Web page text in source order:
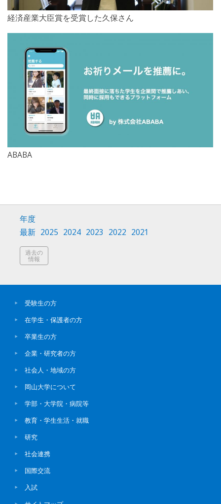
経済産業大臣賞を受賞した久保さん
ABABA
年度
最新 2025 2024 2023 2022 2021
過去の
情報
受験生の方
在学生・保護者の方
卒業生の方
企業・研究者の方
社会人・地域の方
岡山大学について
学部・大学院・病院等
教育・学生生活・就職
研究
社会連携
国際交流
入試